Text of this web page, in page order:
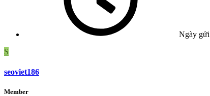
Ngày gửi
S
seoviet186
Member